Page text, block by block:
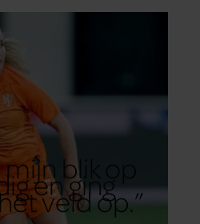
mijn blik op
en ging
veld op.”